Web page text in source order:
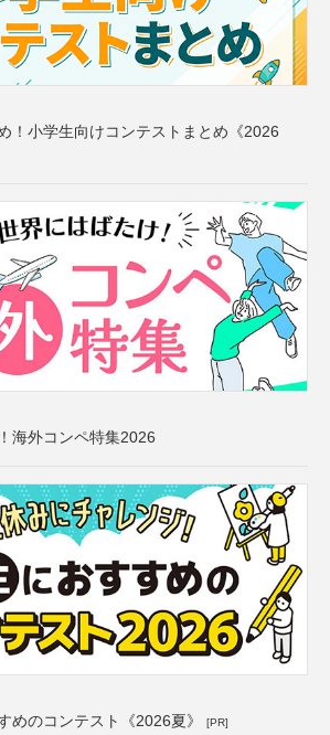
！小学生向けコンテストまとめ《2026
海外コンペ特集2026
めのコンテスト《2026夏》 [PR]